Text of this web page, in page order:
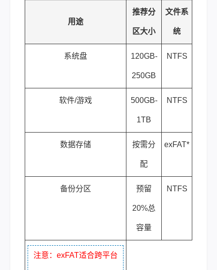
用途
推荐分
区大小
文件系
统
系统盘 120GB-
250GB
NTFS
软件/游戏 500GB-
1TB
NTFS
数据存储 按需分
配
exFAT*
备份分区 预留
20%总
容量
NTFS
注意：exFAT适合跨平台